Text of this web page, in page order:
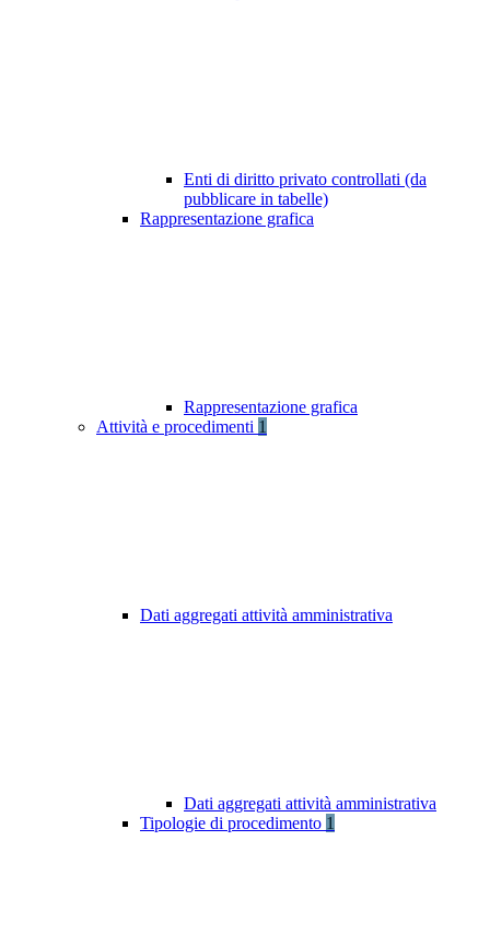
Enti di diritto privato controllati (da
pubblicare in tabelle)
Rappresentazione grafica
Rappresentazione grafica
Attività e procedimenti 1
Dati aggregati attività amministrativa
Dati aggregati attività amministrativa
Tipologie di procedimento 1